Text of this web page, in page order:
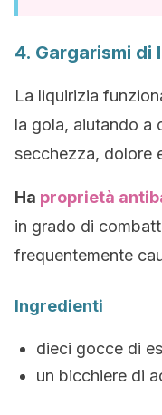
4. Gargarismi di
La liquirizia
la gola, aiutando a
secchezza, dolore
Ha proprietà
in grado di
frequentemente
Ingredienti
dieci gocce di
un bicchiere di